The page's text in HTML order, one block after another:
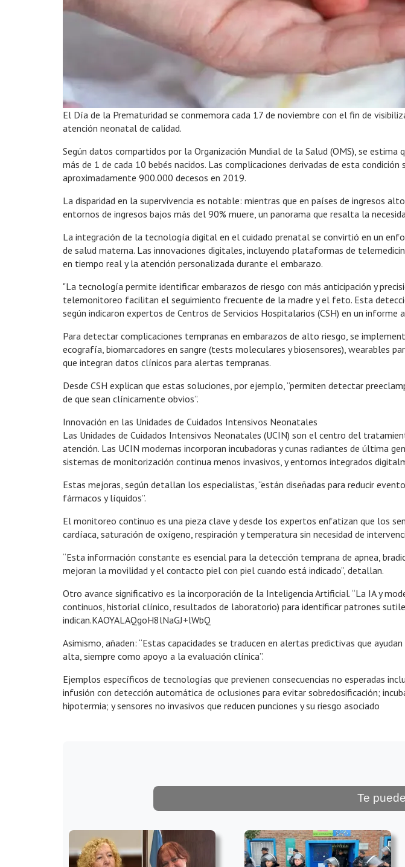
El Día de la Prematuridad se conmemora cada 17 de noviembre con el fin de
atención neonatal de calidad.
Según datos compartidos por la Organización Mundial de la Salud (OMS), se
más de 1 de cada 10 bebés nacidos. Las complicaciones derivadas de esta
aproximadamente 900.000 decesos en 2019.
La disparidad en la supervivencia es notable: mientras que en países de ingresos
entornos de ingresos bajos más del 90% muere, un panorama que resalta la
La integración de la tecnología digital en el cuidado prenatal se convirtió en un
de salud materna. Las innovaciones digitales, incluyendo plataformas de
en tiempo real y la atención personalizada durante el embarazo.
"La tecnología permite identificar embarazos de riesgo con más anticipación y
telemonitoreo facilitan el seguimiento frecuente de la madre y el feto. Esta
según indicaron expertos de Centros de Servicios Hospitalarios (CSH) en un
Para detectar complicaciones tempranas en embarazos de alto riesgo, se
ecografía, biomarcadores en sangre (tests moleculares y biosensores),
que integran datos clínicos para alertas tempranas.
Desde CSH explican que estas soluciones, por ejemplo, “permiten detectar
de que sean clínicamente obvios”.
Innovación en las Unidades de Cuidados Intensivos Neonatales
Las Unidades de Cuidados Intensivos Neonatales (UCIN) son el centro del
atención. Las UCIN modernas incorporan incubadoras y cunas radiantes de última
sistemas de monitorización continua menos invasivos, y entornos integrados
Estas mejoras, según detallan los especialistas, “están diseñadas para reducir
fármacos y líquidos”.
El monitoreo continuo es una pieza clave y desde los expertos enfatizan que los
cardíaca, saturación de oxígeno, respiración y temperatura sin necesidad de
“Esta información constante es esencial para la detección temprana de apnea,
mejoran la movilidad y el contacto piel con piel cuando está indicado”, detallan.
Otro avance significativo es la incorporación de la Inteligencia Artificial. “La IA y
continuos, historial clínico, resultados de laboratorio) para identificar patrones
indican.KAOYALAQgoH8lNaGJ+lWbQ
Asimismo, añaden: “Estas capacidades se traducen en alertas predictivas que
alta, siempre como apoyo a la evaluación clínica”.
Ejemplos específicos de tecnologías que previenen consecuencias no esperadas
infusión con detección automática de oclusiones para evitar sobredosificación;
hipotermia; y sensores no invasivos que reducen punciones y su riesgo asociado
Te